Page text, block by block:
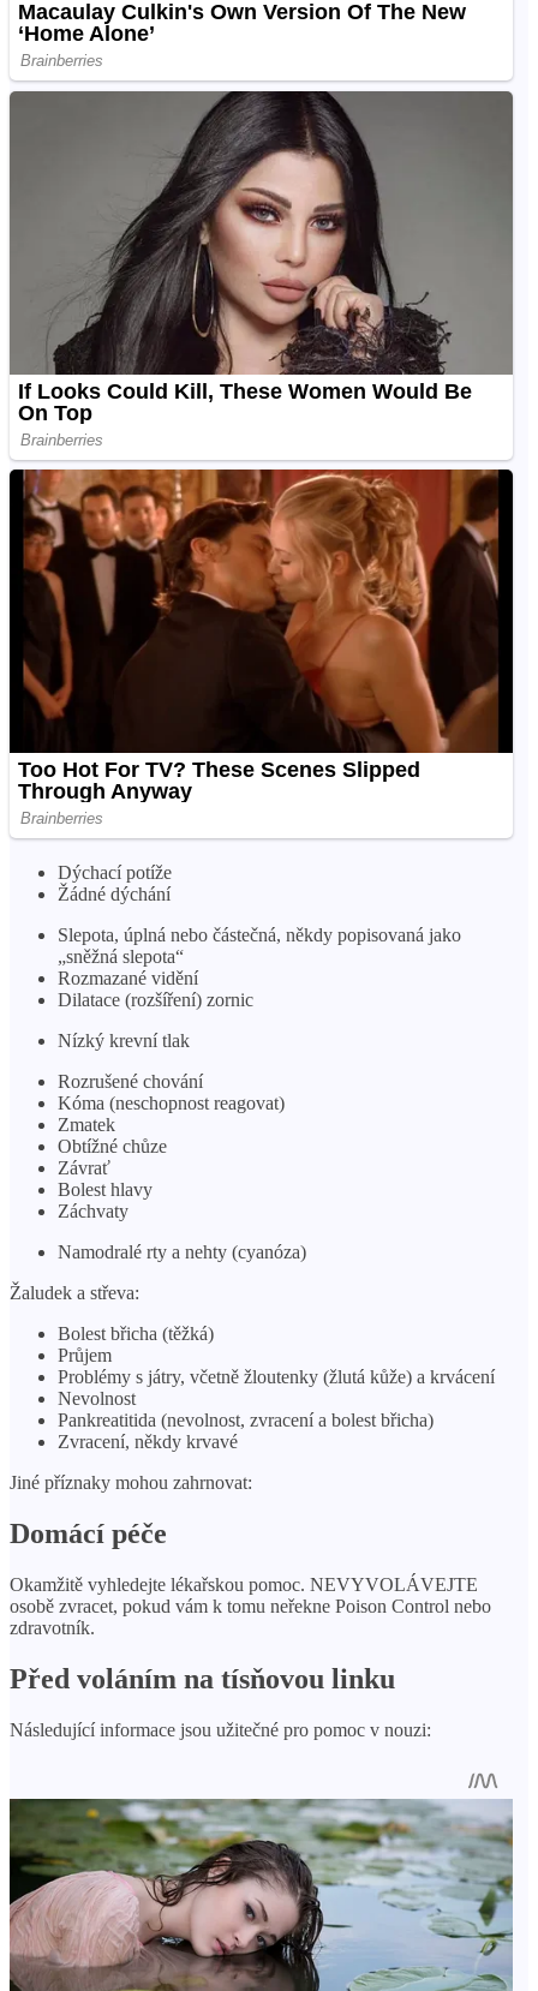
Dýchací potíže
Žádné dýchání
Slepota, úplná nebo částečná, někdy popisovaná jako
„sněžná slepota“
Rozmazané vidění
Dilatace (rozšíření) zornic
Nízký krevní tlak
Rozrušené chování
Kóma (neschopnost reagovat)
Zmatek
Obtížné chůze
Závrať
Bolest hlavy
Záchvaty
Namodralé rty a nehty (cyanóza)
Žaludek a střeva:
Bolest břicha (těžká)
Průjem
Problémy s játry, včetně žloutenky (žlutá kůže) a krvácení
Nevolnost
Pankreatitida (nevolnost, zvracení a bolest břicha)
Zvracení, někdy krvavé
Jiné příznaky mohou zahrnovat:
Domácí péče
Okamžitě vyhledejte lékařskou pomoc. NEVYVOLÁVEJTE
osobě zvracet, pokud vám k tomu neřekne Poison Control nebo
zdravotník.
Před voláním na tísňovou linku
Následující informace jsou užitečné pro pomoc v nouzi: